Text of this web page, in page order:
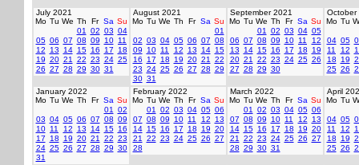
July 2021
Mo Tu We Th Fr Sa Su
01
02 03 04
05 06 07 08 09 10 11
12
13 14 15 16 17
18
19 20 21 22 23 24 25
26 27 28 29 30 31
August 2021
Mo Tu We Th Fr Sa Su
01
02 03 04 05 06 07 08
09
10 11 12 13 14 15
16
17 18 19 20 21
22
23 24 25 26 27 28 29
30 31
September 2021
Mo Tu We Th Fr Sa Su
01
02 03 04 05
06 07 08 09 10 11
12
13
14 15 16 17 18
19
20 21 22 23 24 25 26
27 28 29 30
October
Mo Tu
04 05
11
12
18
19
25 26
January 2022
Mo Tu We Th Fr Sa Su
01
02
03 04 05 06 07 08 09
10 11 12 13 14 15 16
17
18 19 20 21 22 23
24 25 26 27 28 29 30
31
February 2022
Mo Tu We Th Fr Sa Su
01
02 03 04 05 06
07 08 09 10 11 12
13
14 15 16 17 18 19 20
21
22 23 24 25 26 27
28
March 2022
Mo Tu We Th Fr Sa Su
01
02 03 04 05 06
07 08 09 10 11 12
13
14 15 16 17 18 19 20
21
22 23 24 25 26 27
28 29 30 31
April
Mo Tu
04 05
11
12
18
19
25 26